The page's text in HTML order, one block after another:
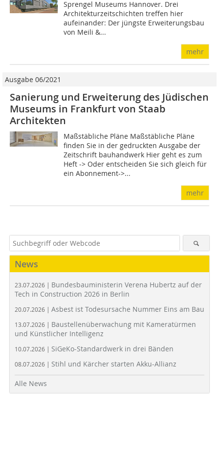
Sprengel Museums Hannover. Drei
Architekturzeitschichten treffen hier
aufeinander: Der jüngste Erweiterungsbau
von Meili &...
mehr
Ausgabe 06/2021
Sanierung und Erweiterung des Jüdischen
Museums in Frankfurt von Staab
Architekten
Maßstäbliche Pläne Maßstäbliche Pläne
finden Sie in der gedruckten Ausgabe der
Zeitschrift bauhandwerk Hier geht es zum
Heft -> Oder entscheiden Sie sich gleich für
ein Abonnement->...
mehr
News
23.07.2026 | Bundesbauministerin Verena Hubertz auf der
Tech in Construction 2026 in Berlin
20.07.2026 | Asbest ist Todesursache Nummer Eins am Bau
13.07.2026 | Baustellenüberwachung mit Kameratürmen
und Künstlicher Intelligenz
10.07.2026 | SiGeKo-Standardwerk in drei Bänden
08.07.2026 | Stihl und Kärcher starten Akku-Allianz
Alle News